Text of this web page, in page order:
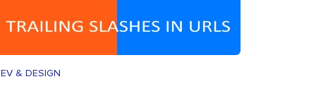
& DESIGN